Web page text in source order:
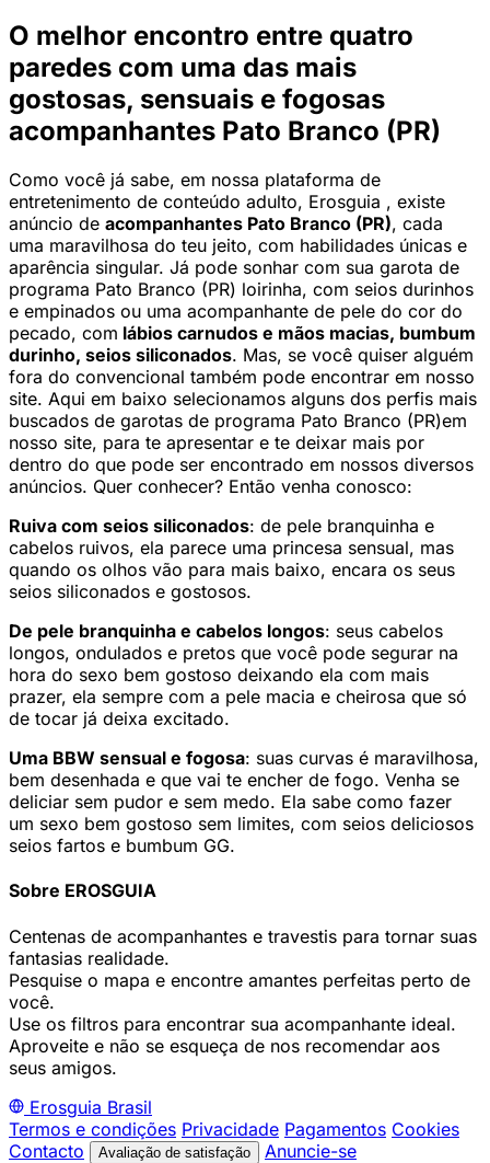
O melhor encontro entre quatro
paredes com uma das mais
gostosas, sensuais e fogosas
acompanhantes Pato Branco (PR)
Como você já sabe, em nossa plataforma de
entretenimento de conteúdo adulto, Erosguia , existe
anúncio de acompanhantes Pato Branco (PR), cada
uma maravilhosa do teu jeito, com habilidades únicas e
aparência singular. Já pode sonhar com sua garota de
programa Pato Branco (PR) loirinha, com seios durinhos
e empinados ou uma acompanhante de pele do cor do
pecado, com lábios carnudos e mãos macias, bumbum
durinho, seios siliconados. Mas, se você quiser alguém
fora do convencional também pode encontrar em nosso
site. Aqui em baixo selecionamos alguns dos perfis mais
buscados de garotas de programa Pato Branco (PR)em
nosso site, para te apresentar e te deixar mais por
dentro do que pode ser encontrado em nossos diversos
anúncios. Quer conhecer? Então venha conosco:
Ruiva com seios siliconados: de pele branquinha e
cabelos ruivos, ela parece uma princesa sensual, mas
quando os olhos vão para mais baixo, encara os seus
seios siliconados e gostosos.
De pele branquinha e cabelos longos: seus cabelos
longos, ondulados e pretos que você pode segurar na
hora do sexo bem gostoso deixando ela com mais
prazer, ela sempre com a pele macia e cheirosa que só
de tocar já deixa excitado.
Uma BBW sensual e fogosa: suas curvas é maravilhosa,
bem desenhada e que vai te encher de fogo. Venha se
deliciar sem pudor e sem medo. Ela sabe como fazer
um sexo bem gostoso sem limites, com seios deliciosos
seios fartos e bumbum GG.
Sobre EROSGUIA
Centenas de acompanhantes e travestis para tornar suas
fantasias realidade.
Pesquise o mapa e encontre amantes perfeitas perto de
você.
Use os filtros para encontrar sua acompanhante ideal.
Aproveite e não se esqueça de nos recomendar aos
seus amigos.
Erosguia Brasil
Termos e condições Privacidade Pagamentos Cookies
Contacto
Avaliação de satisfação Anuncie-se